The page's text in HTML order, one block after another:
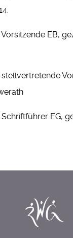
EB,
EG,